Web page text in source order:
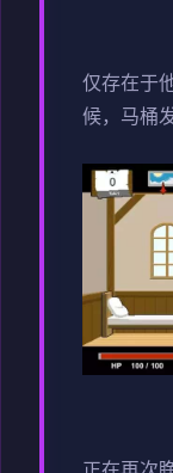
仅存在于
候，马桶